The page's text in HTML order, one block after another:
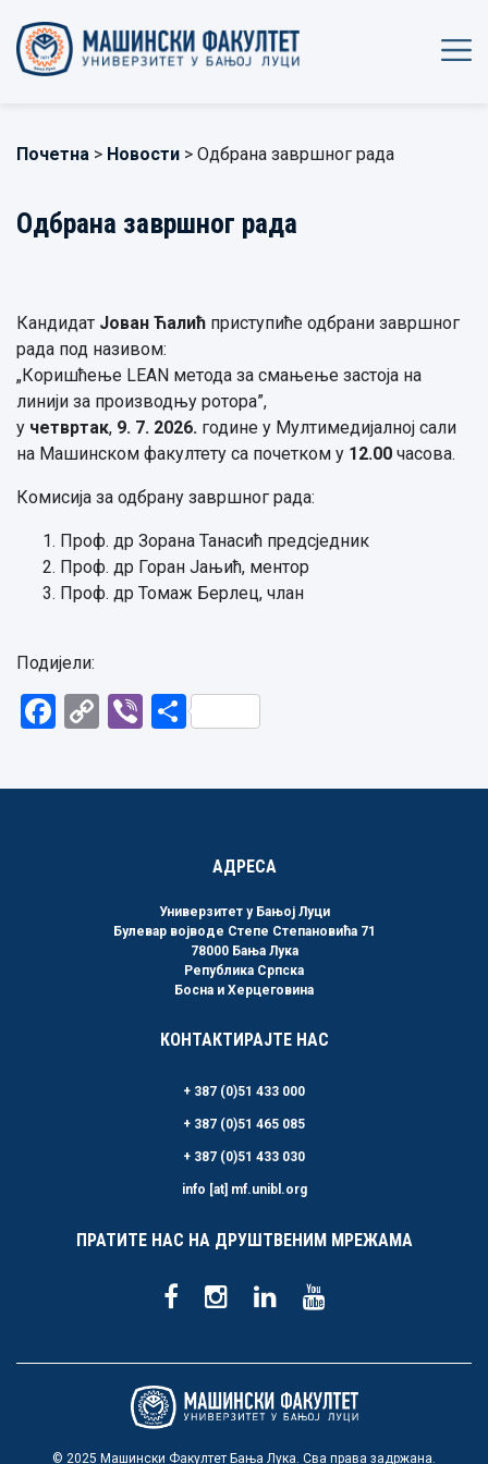
Почетна > Новости > Одбрана завршног рада
Одбрана завршног рада
Кандидат Јован Ћалић приступиће одбрани завршног
рада под називом:
„Коришћење LEAN метода за смањење застоја на
линији за производњу ротора”,
у четвртак, 9. 7. 2026. године у Мултимедијалној сали
на Машинском факултету са почетком у 12.00 часова.
Комисија за одбрану завршног рада:
Проф. др Зорана Танасић предсједник
Проф. др Горан Јањић, ментор
Проф. др Томаж Берлец, члан
Подијели:
Facebook
CopyViberShare
АДРЕСА
Универзитет у Бањој Луци
Булевар војводе Степе Степановића 71
78000 Бања Лука
Република Српска
Босна и Херцеговина
КОНТАКТИРАЈТЕ НАС
+ 387 (0)51 433 000
+ 387 (0)51 465 085
+ 387 (0)51 433 030
info [at] mf.unibl.org
ПРАТИТЕ НАС НА ДРУШТВЕНИМ МРЕЖАМА
© 2025 Машински Факултет Бања Лука. Сва права задржана.